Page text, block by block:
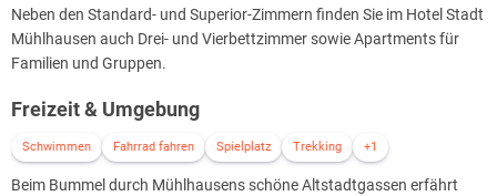
Neben den Standard- und Superior-Zimmern finden Sie im Hotel Stadt
Mühlhausen auch Drei- und Vierbettzimmer sowie Apartments für
Familien und Gruppen.
Freizeit & Umgebung
Schwimmen Fahrrad fahren Spielplatz Trekking +1
Beim Bummel durch Mühlhausens schöne Altstadtgassen erfährt